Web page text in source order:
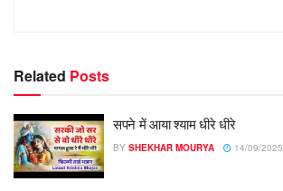
Related Posts
सपने में आया श्याम धीरे धीरे
BY SHEKHAR MOURYA 14/09/2025